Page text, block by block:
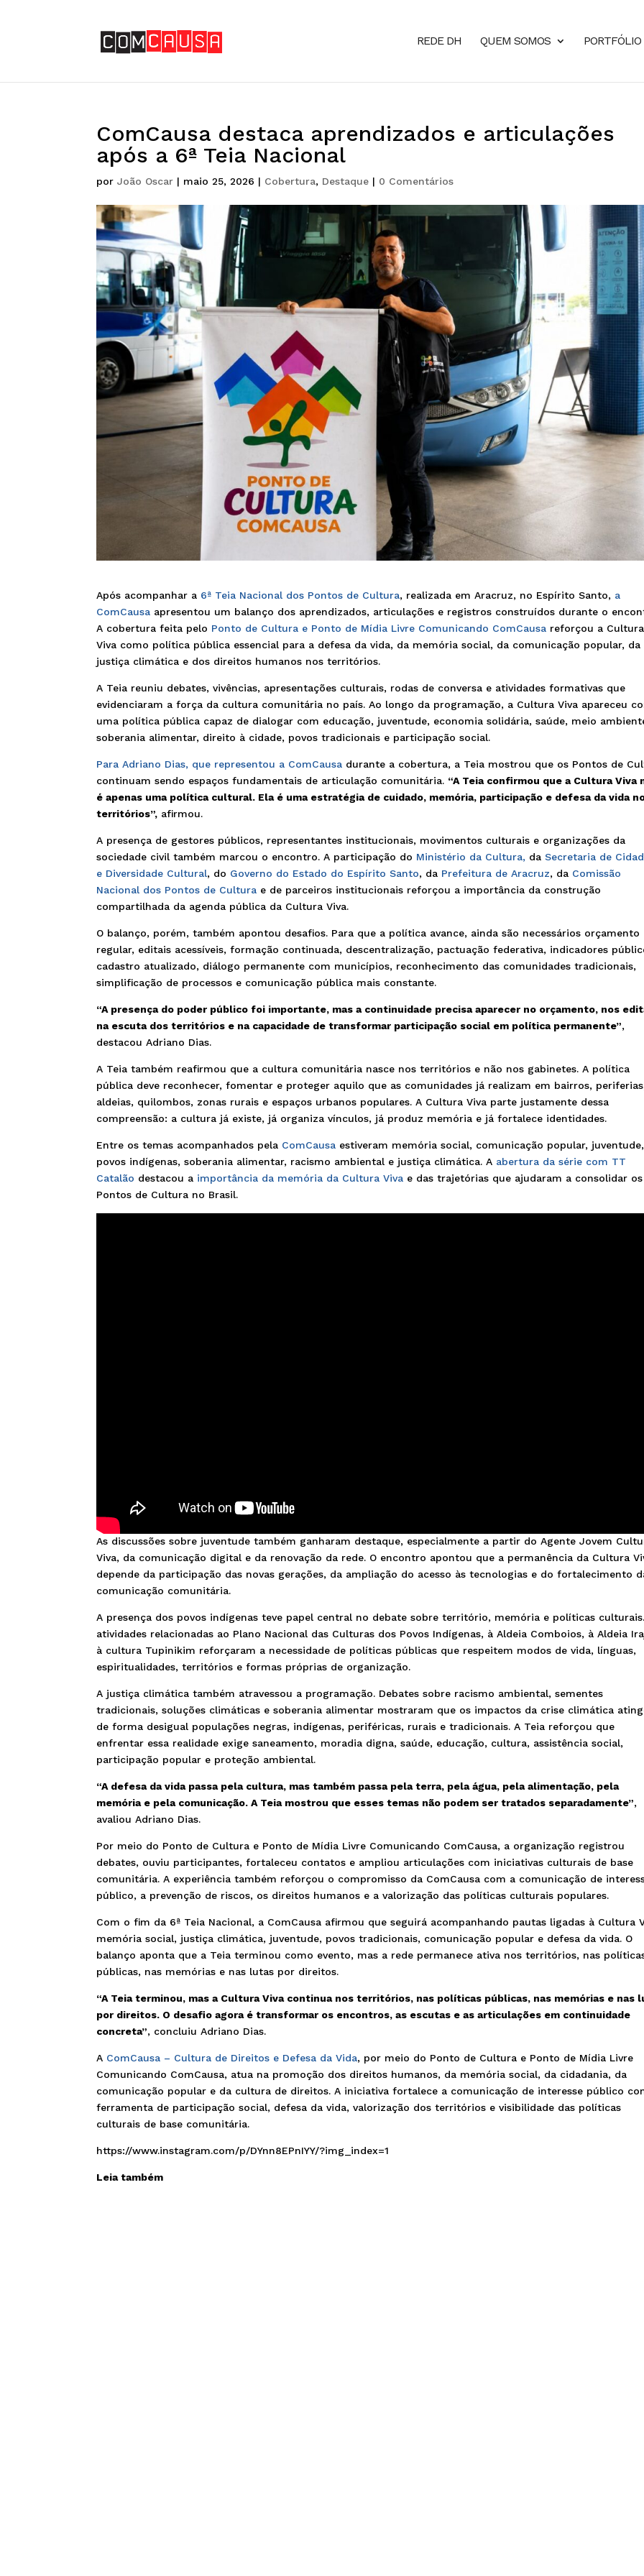
REDE DH QUEM SOMOS PORTFÓLIO
ComCausa destaca aprendizados e articulações
após a 6ª Teia Nacional
porJoão Oscar | maio 25, 2026 | Cobertura, Destaque | 0 Comentários
Após acompanhar a 6ª Teia Nacional dos Pontos de Cultura, realizada em Aracruz, no Espírito Santo, a
ComCausa apresentou um balanço dos aprendizados, articulações e registros construídos durante o
A cobertura feita pelo Ponto de Cultura e Ponto de Mídia Livre Comunicando ComCausa reforçou a Cultura
Viva como política pública essencial para a defesa da vida, da memória social, da comunicação popular, da
justiça climática e dos direitos humanos nos territórios.
A Teia reuniu debates, vivências, apresentações culturais, rodas de conversa e atividades formativas que
evidenciaram a força da cultura comunitária no país. Ao longo da programação, a Cultura Viva apareceu
uma política pública capaz de dialogar com educação, juventude, economia solidária, saúde, meio
soberania alimentar, direito à cidade, povos tradicionais e participação social.
Para Adriano Dias, que representou a ComCausa durante a cobertura, a Teia mostrou que os Pontos de
continuam sendo espaços fundamentais de articulação comunitária. “A Teia confirmou que a Cultura Viva
é apenas uma política cultural. Ela é uma estratégia de cuidado, memória, participação e defesa da vida
territórios”, afirmou.
A presença de gestores públicos, representantes institucionais, movimentos culturais e organizações da
sociedade civil também marcou o encontro. A participação do Ministério da Cultura, daSecretaria de
e Diversidade Cultural, do Governo do Estado do Espírito Santo, da Prefeitura de Aracruz, da Comissão
Nacional dos Pontos de Cultura e de parceiros institucionais reforçou a importância da construção
compartilhada da agenda pública da Cultura Viva.
O balanço, porém, também apontou desafios. Para que a política avance, ainda são necessários orçamento
regular, editais acessíveis, formação continuada, descentralização, pactuação federativa, indicadores
cadastro atualizado, diálogo permanente com municípios, reconhecimento das comunidades tradicionais,
simplificação de processos e comunicação pública mais constante.
“A presença do poder público foi importante, mas a continuidade precisa aparecer no orçamento, nos
na escuta dos territórios e na capacidade de transformar participação social em política permanente”,
destacou Adriano Dias.
A Teia também reafirmou que a cultura comunitária nasce nos territórios e não nos gabinetes. A política
pública deve reconhecer, fomentar e proteger aquilo que as comunidades já realizam em bairros,
aldeias, quilombos, zonas rurais e espaços urbanos populares. A Cultura Viva parte justamente dessa
compreensão: a cultura já existe, já organiza vínculos, já produz memória e já fortalece identidades.
Entre os temas acompanhados pela ComCausa estiveram memória social, comunicação popular, juventude,
povos indígenas, soberania alimentar, racismo ambiental e justiça climática. A abertura da série com TT
Catalão destacou a importância da memória da Cultura Viva e das trajetórias que ajudaram a consolidar os
Pontos de Cultura no Brasil.
As discussões sobre juventude também ganharam destaque, especialmente a partir do Agente Jovem
Viva, da comunicação digital e da renovação da rede. O encontro apontou que a permanência da Cultura
depende da participação das novas gerações, da ampliação do acesso às tecnologias e do fortalecimento
comunicação comunitária.
A presença dos povos indígenas teve papel central no debate sobre território, memória e políticas
atividades relacionadas ao Plano Nacional das Culturas dos Povos Indígenas, à Aldeia Comboios, à Aldeia
à cultura Tupinikim reforçaram a necessidade de políticas públicas que respeitem modos de vida, línguas,
espiritualidades, territórios e formas próprias de organização.
A justiça climática também atravessou a programação. Debates sobre racismo ambiental, sementes
tradicionais, soluções climáticas e soberania alimentar mostraram que os impactos da crise climática
de forma desigual populações negras, indígenas, periféricas, rurais e tradicionais. A Teia reforçou que
enfrentar essa realidade exige saneamento, moradia digna, saúde, educação, cultura, assistência social,
participação popular e proteção ambiental.
“A defesa da vida passa pela cultura, mas também passa pela terra, pela água, pela alimentação, pela
memória e pela comunicação. A Teia mostrou que esses temas não podem ser tratados separadamente”,
avaliou Adriano Dias.
Por meio do Ponto de Cultura e Ponto de Mídia Livre Comunicando ComCausa, a organização registrou
debates, ouviu participantes, fortaleceu contatos e ampliou articulações com iniciativas culturais de base
comunitária. A experiência também reforçou o compromisso da ComCausa com a comunicação de
público, a prevenção de riscos, os direitos humanos e a valorização das políticas culturais populares.
Com o fim da 6ª Teia Nacional, a ComCausa afirmou que seguirá acompanhando pautas ligadas à Cultura
memória social, justiça climática, juventude, povos tradicionais, comunicação popular e defesa da vida. O
balanço aponta que a Teia terminou como evento, mas a rede permanece ativa nos territórios, nas
públicas, nas memórias e nas lutas por direitos.
“A Teia terminou, mas a Cultura Viva continua nos territórios, nas políticas públicas, nas memórias e nas
por direitos. O desafio agora é transformar os encontros, as escutas e as articulações em continuidade
concreta”, concluiu Adriano Dias.
A ComCausa – Cultura de Direitos e Defesa da Vida, por meio do Ponto de Cultura e Ponto de Mídia Livre
Comunicando ComCausa, atua na promoção dos direitos humanos, da memória social, da cidadania, da
comunicação popular e da cultura de direitos. A iniciativa fortalece a comunicação de interesse público
ferramenta de participação social, defesa da vida, valorização dos territórios e visibilidade das políticas
culturais de base comunitária.
https://www.instagram.com/p/DYnn8EPnIYY/?img_index=1
Leia também